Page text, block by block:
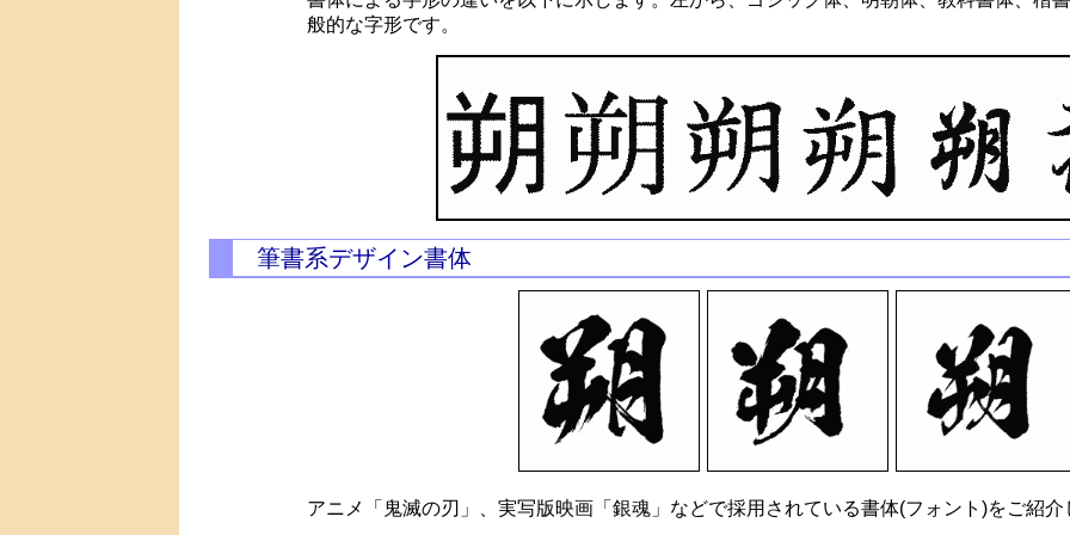
般的な字形です。
筆書系デザイン書体
アニメ「鬼滅の刃」、実写版映画「銀魂」などで採用されている書体(フォント)をご紹介